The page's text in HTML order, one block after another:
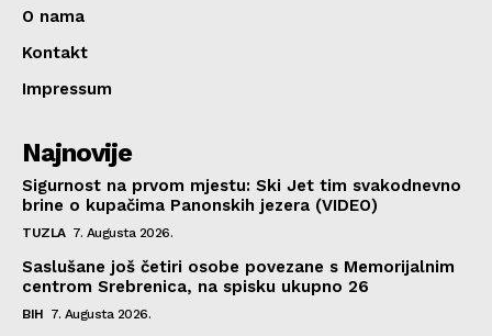
O nama
Kontakt
Impressum
Najnovije
Sigurnost na prvom mjestu: Ski Jet tim svakodnevno
brine o kupačima Panonskih jezera (VIDEO)
TUZLA 7. Augusta 2026.
Saslušane još četiri osobe povezane s Memorijalnim
centrom Srebrenica, na spisku ukupno 26
BIH 7. Augusta 2026.